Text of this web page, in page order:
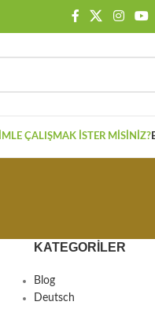
ÇALIŞMAK İSTER MISINIZ?
KATEGORILER
Blog
Deutsch